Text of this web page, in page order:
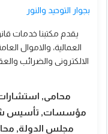
نبيل
بجوار التوحيد والنور
يقدم مكتبنا خدمات
العمالية، والاموال
الالكترونى والضرائب
محامى,
مؤسسات, تأسيس
مجلس الدولة,